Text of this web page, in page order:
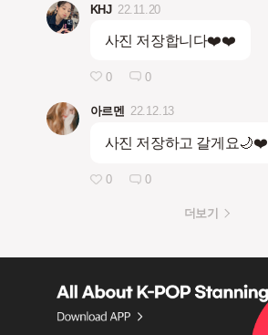
KHJ 22.11.20
사진 저장합니다❤️❤️
0 0
아르멘 22.12.13
사진 저장하고 갈게요🌙❤️
0 0
더보기